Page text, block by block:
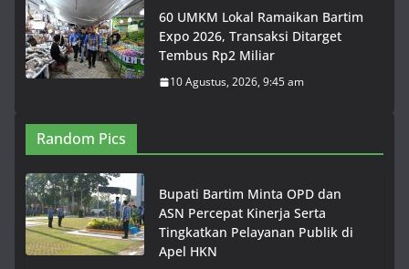
60 UMKM Lokal Ramaikan Bartim
Expo 2026, Transaksi Ditarget
Tembus Rp2 Miliar
10 Agustus, 2026, 9:45 am
Random Pics
Bupati Bartim Minta OPD dan
ASN Percepat Kinerja Serta
Tingkatkan Pelayanan Publik di
Apel HKN